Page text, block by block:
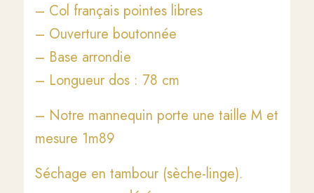
– Col français pointes libres
– Ouverture boutonnée
– Base arrondie
– Longueur dos : 78 cm
– Notre mannequin porte une taille M et
mesure 1m89
Séchage en tambour (sèche-linge).